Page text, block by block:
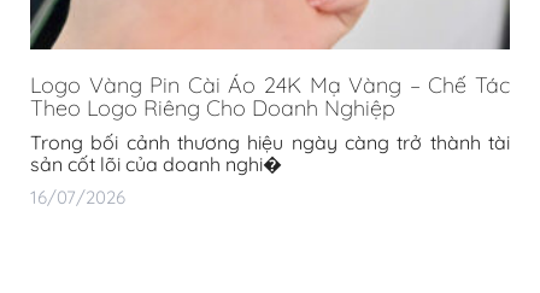
Logo Vàng Pin Cài Áo 24K Mạ Vàng – Chế Tác
Theo Logo Riêng Cho Doanh Nghiệp
Trong bối cảnh thương hiệu ngày càng trở thành tài
sản cốt lõi của doanh nghi�
16/07/2026